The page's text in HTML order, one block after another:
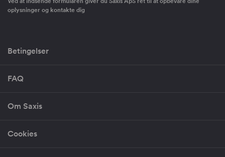
oplysninger og kontakte dig
Betingelser
FAQ
Om Saxis
Cookies